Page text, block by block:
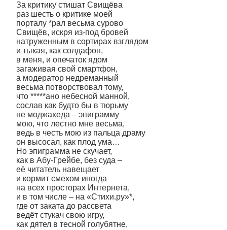
За критику стишат Свищёва
раз шесть о критике моей
порталу *рал весьма сурово
Свищёв, искря из-под бровей
натруженным в сортирах взглядом
и тыкая, как солдафон,
в меня, и опечаток ядом
загаживая свой смартфон,
а модератор недреманный
весьма потворствовал тому,
что *****ано небесной манной,
сослав как будто бы в тюрьму
не моджахеда – эпиграмму
мою, что лестно мне весьма,
ведь в честь мою из пальца драму
он высосал, как плод ума…
Но эпиграмма не скучает,
как в Абу-Грейбе, без суда –
её читатель навещает
и кормит смехом иногда
на всех просторах Интернета,
и в том числе – на «Стихи.ру»*,
где от заката до рассвета
ведёт стукач свою игру,
как дятел в тесной голубятне,